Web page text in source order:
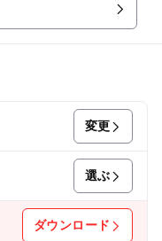
変更
選ぶ
ダウンロード